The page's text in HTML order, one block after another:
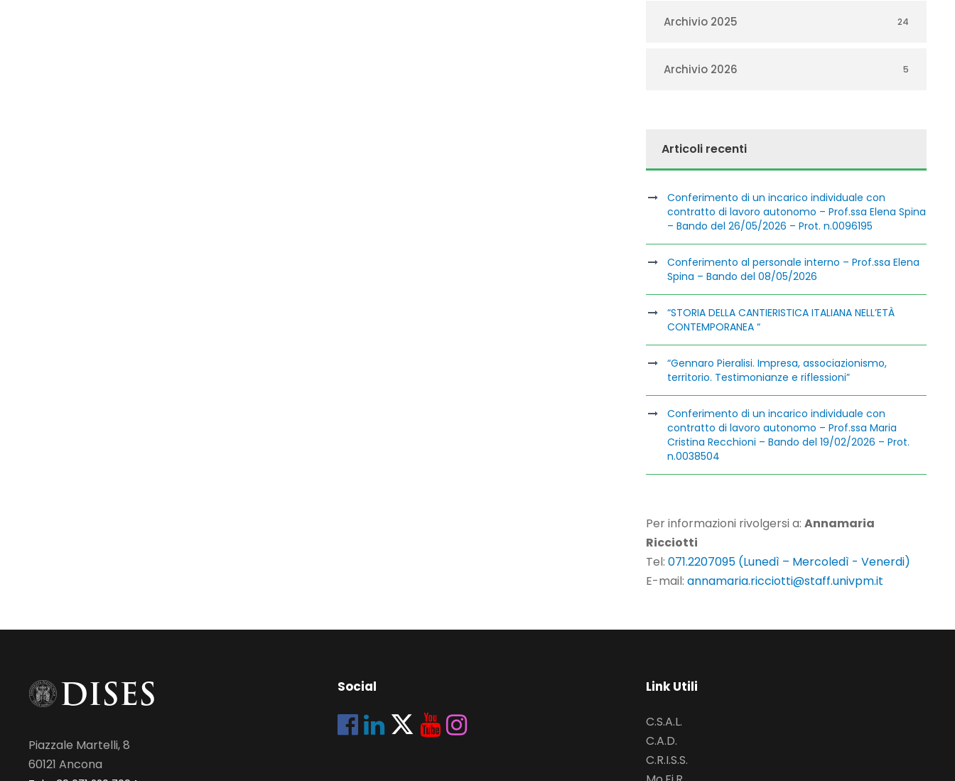
Archivio 2025 24
Archivio 2026 5
Articoli recenti
Conferimento di un incarico individuale con
contratto di lavoro autonomo – Prof.ssa Elena Spina
– Bando del 26/05/2026 – Prot. n.0096195
Conferimento al personale interno – Prof.ssa Elena
Spina – Bando del 08/05/2026
“STORIA DELLA CANTIERISTICA ITALIANA NELL’ETÀ
CONTEMPORANEA “
“Gennaro Pieralisi. Impresa, associazionismo,
territorio. Testimonianze e riflessioni”
Conferimento di un incarico individuale con
contratto di lavoro autonomo – Prof.ssa Maria
Cristina Recchioni – Bando del 19/02/2026 – Prot.
n.0038504
Per informazioni rivolgersi a:Annamaria
Ricciotti
Tel: 071.2207095 (Lunedì – Mercoledì - Venerdi)
E-mail:annamaria.ricciotti@staff.univpm.it
Piazzale Martelli, 8
60121 Ancona
Social Link Utili
C.S.A.L.
C.A.D.
C.R.I.S.S.